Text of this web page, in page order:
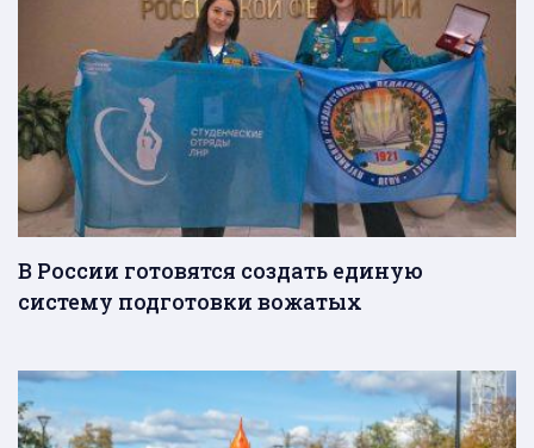
В России готовятся создать единую
систему подготовки вожатых